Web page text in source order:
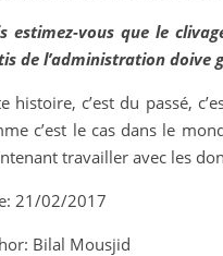
estimez-vous que le
de l’administration doive
histoire, c’est du passé,
c’est le cas dans le
travailler avec les
21/02/2017
Bilal Mousjid